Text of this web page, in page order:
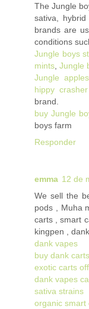
The Jungle
sativa,
brands are
conditions
Jungle boys
mints, Jungle
Jungle apples
hippy crasher
brand.
buy Jungle
boys farm
Responder
emma 12 de
We sell the
pods , Muha
carts , smart
kingpen ,
dank vapes
buy dank carts
exotic carts
dank vapes
sativa strains
organic smart